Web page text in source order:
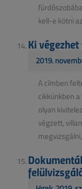
kell-e kötni
Ki
2019.
A címben
cikkünkben
olyan
végzett,